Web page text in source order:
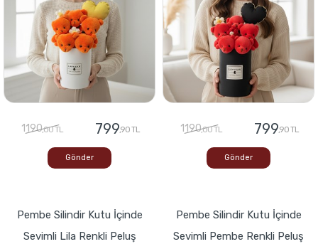
1190,00 TL 799,90 TL
Gönder
1190,00 TL 799,90 TL
Gönder
Pembe Silindir Kutu İçinde
Sevimli Lila Renkli Peluş
Pembe Silindir Kutu İçinde
Sevimli Pembe Renkli Peluş